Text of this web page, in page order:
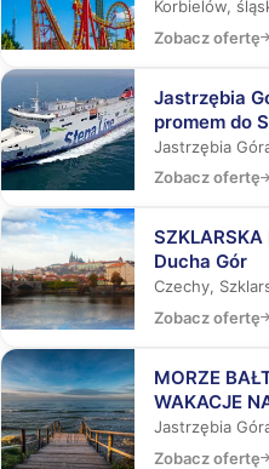
DO
Korbielów,
Zobacz ofertę
Jastrzębia Góra –
promem do Szwecji
Laser Tag,
Jastrzębia
Zobacz ofertę
SZKLARSKA
Ducha Gór
Czechy,
Zobacz ofertę
MORZE
WAKACJE NA
rekinami,
Jastrzębia
Zobacz ofertę